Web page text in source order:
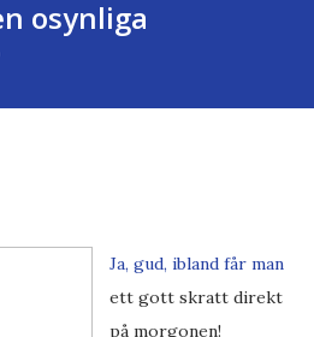
osynliga
Ja, gud, ibland får man
ett gott skratt direkt
på morgonen!